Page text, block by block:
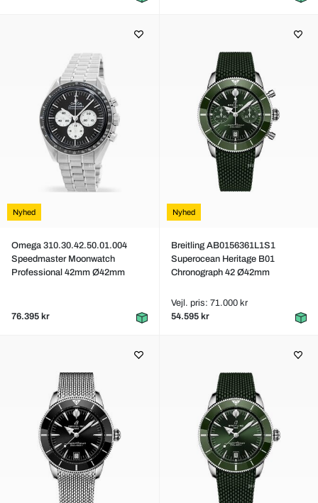
Nyhed
Omega 310.30.42.50.01.004
Speedmaster Moonwatch
Professional 42mm Ø42mm
76.395 kr
Nyhed
Breitling AB0156361L1S1
Superocean Heritage B01
Chronograph 42 Ø42mm
Vejl. pris: 71.000 kr
54.595 kr